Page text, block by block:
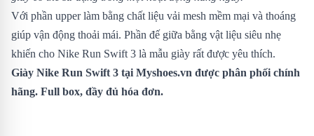
Với phần upper làm bằng chất liệu vải mesh mềm mại và thoáng
giúp vận động thoải mái. Phần đế giữa bằng vật liệu siêu nhẹ
khiến cho Nike Run Swift 3 là mẫu giày rất được yêu thích.
Giày Nike Run Swift 3 tại Myshoes.vn được phân phối chính
hãng. Full box, đầy đủ hóa đơn.